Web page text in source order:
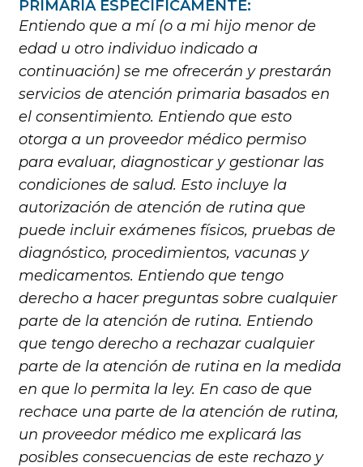
PRIMARIA ESPECÍFICAMENTE:
Entiendo que a mí (o a mi hijo menor de
edad u otro individuo indicado a
continuación) se me ofrecerán y prestarán
servicios de atención primaria basados en
el consentimiento. Entiendo que esto
otorga a un proveedor médico permiso
para evaluar, diagnosticar y gestionar las
condiciones de salud. Esto incluye la
autorización de atención de rutina que
puede incluir exámenes físicos, pruebas de
diagnóstico, procedimientos, vacunas y
medicamentos. Entiendo que tengo
derecho a hacer preguntas sobre cualquier
parte de la atención de rutina. Entiendo
que tengo derecho a rechazar cualquier
parte de la atención de rutina en la medida
en que lo permita la ley. En caso de que
rechace una parte de la atención de rutina,
un proveedor médico me explicará las
posibles consecuencias de este rechazo y